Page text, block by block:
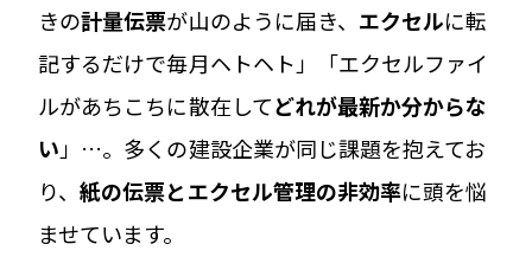
きの計量伝票が山のように届き、 エクセルに転
記するだけで毎月ヘトヘト」「エクセルファイ
ルがあちこちに散在してどれが最新か分からな
い 」…。多くの建設企業が同じ課題を抱えてお
り、紙の伝票とエクセル管理の非効率に頭を悩
ませています。